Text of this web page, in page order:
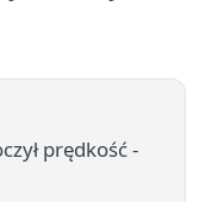
prędkość -